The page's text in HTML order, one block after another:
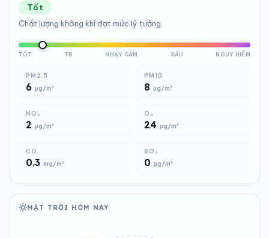
Tốt
Chất lượng không khí đạt mức lý tưởng.
TỐT TB NHẠY CẢM XẤU NGUY HIỂM
PM2.5
6 µg/m³
PM10
8 µg/m³
NO₂
2 µg/m³
O₃
24 µg/m³
CO
0.3 mg/m³
SO₂
0 µg/m³
MẶT TRỜI HÔM NAY